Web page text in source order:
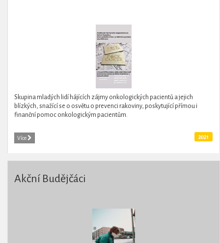
Skupina mladých lidí hájících zájmy onkologických pacientů a jejich
blízkých, snažící se o osvětu o prevenci rakoviny, poskytující přímou i
finanční pomoc onkologickým pacientům.
Více 2021
Akční Budějčáci